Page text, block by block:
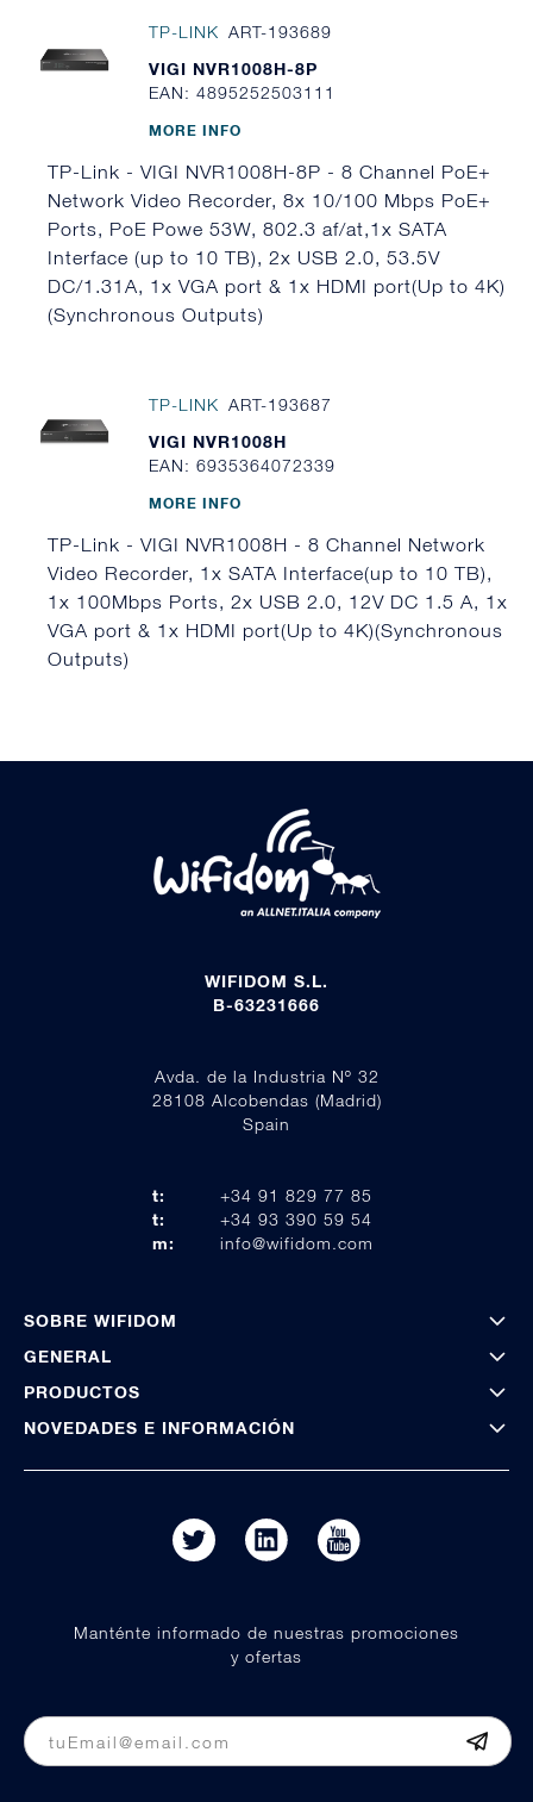
TP-LINK ART-193689
VIGI NVR1008H-8P
EAN: 4895252503111
MORE INFO
TP-Link - VIGI NVR1008H-8P - 8 Channel PoE+
Network Video Recorder, 8x 10/100 Mbps PoE+
Ports, PoE Powe 53W, 802.3 af/at,1x SATA
Interface (up to 10 TB), 2x USB 2.0, 53.5V
DC/1.31A, 1x VGA port & 1x HDMI port(Up to 4K)
(Synchronous Outputs)
TP-LINK ART-193687
VIGI NVR1008H
EAN: 6935364072339
MORE INFO
TP-Link - VIGI NVR1008H - 8 Channel Network
Video Recorder, 1x SATA Interface(up to 10 TB),
1x 100Mbps Ports, 2x USB 2.0, 12V DC 1.5 A, 1x
VGA port & 1x HDMI port(Up to 4K)(Synchronous
Outputs)
WIFIDOM S.L.
B-63231666
Avda. de la Industria Nº 32
28108 Alcobendas (Madrid)
Spain
t:
+34 91 829 77 85
t:
+34 93 390 59 54
m:
info@wifidom.com
SOBRE WIFIDOM
GENERAL
PRODUCTOS
NOVEDADES E INFORMACIÓN
Manténte informado de nuestras promociones
y ofertas